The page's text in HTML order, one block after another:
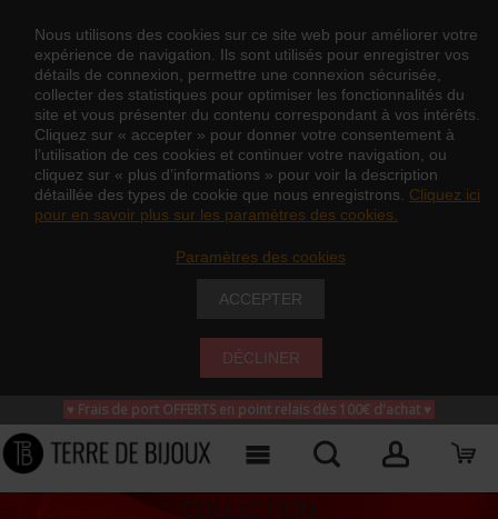
Nous utilisons des cookies sur ce site web pour améliorer votre
expérience de navigation. Ils sont utilisés pour enregistrer vos
détails de connexion, permettre une connexion sécurisée,
collecter des statistiques pour optimiser les fonctionnalités du
site et vous présenter du contenu correspondant à vos intérêts.
Cliquez sur « accepter » pour donner votre consentement à
l’utilisation de ces cookies et continuer votre navigation, ou
cliquez sur « plus d’informations » pour voir la description
détaillée des types de cookie que nous enregistrons. Cliquez ici
pour en savoir plus sur les paramètres des cookies.
Paramètres des cookies
ACCEPTER
DÉCLINER
♥ Frais de port OFFERTS en point relais dès 100€ d'achat ♥
COLLECTION